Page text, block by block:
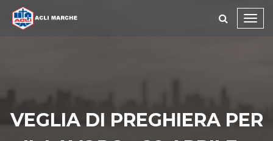
VEGLIA DI PREGHIERA PER